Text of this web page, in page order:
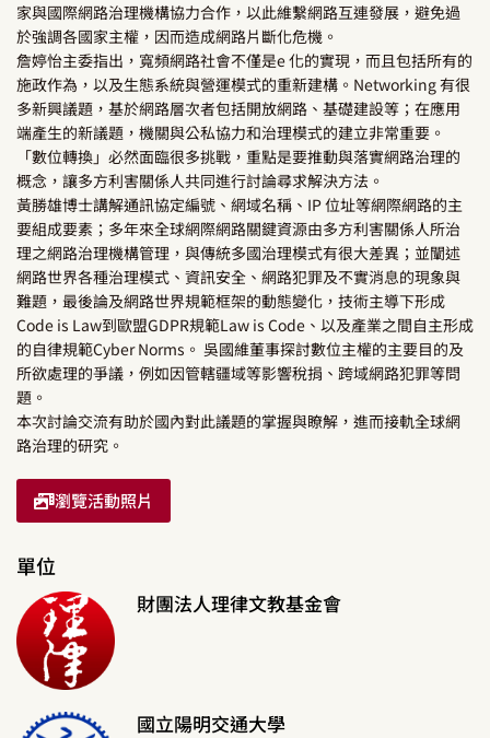
家與國際網路治理機構協力合作，以此維繫網路互連發展，避免過
於強調各國家主權，因而造成網路片斷化危機。
詹婷怡主委指出，寬頻網路社會不僅是e 化的實現，而且包括所有的
施政作為，以及生態系統與營運模式的重新建構。Networking 有很
多新興議題，基於網路層次者包括開放網路、基礎建設等；在應用
端產生的新議題，機關與公私協力和治理模式的建立非常重要。
「數位轉換」必然面臨很多挑戰，重點是要推動與落實網路治理的
概念，讓多方利害關係人共同進行討論尋求解決方法。
黃勝雄博士講解通訊協定編號、網域名稱、IP 位址等網際網路的主
要組成要素；多年來全球網際網路關鍵資源由多方利害關係人所治
理之網路治理機構管理，與傳統多國治理模式有很大差異；並闡述
網路世界各種治理模式、資訊安全、網路犯罪及不實消息的現象與
難題，最後論及網路世界規範框架的動態變化，技術主導下形成
Code is Law到歐盟GDPR規範Law is Code、以及產業之間自主形成
的自律規範Cyber Norms。 吳國維董事探討數位主權的主要目的及
所欲處理的爭議，例如因管轄疆域等影響稅捐、跨域網路犯罪等問
題。
本次討論交流有助於國內對此議題的掌握與瞭解，進而接軌全球網
路治理的研究。
瀏覽活動照片
單位
財團法人理律文教基金會
國立陽明交通大學